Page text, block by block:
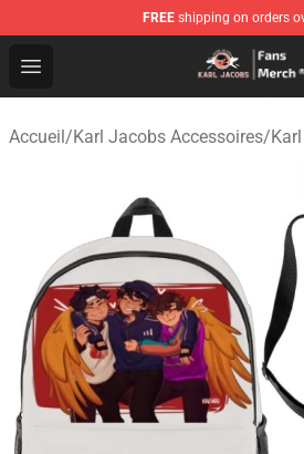
FREE shipping on orders
Open menu
Karl Jacobs Store - Official
Accueil/Karl Jacobs Accessoires/